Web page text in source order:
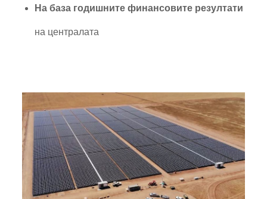
На база годишните финансовите резултати
на централата